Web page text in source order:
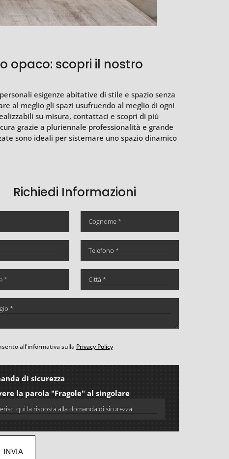
opaco: scopri il nostro
esigenze abitative di stile e spazio senza
al meglio gli spazi usufruendo al meglio di ogni
su misura, contattaci e scopri di più
grazie a pluriennale professionalità e grande
sono ideali per sistemare uno spazio dinamico
Richiedi Informazioni
all'informativa sulla Privacy Policy
di sicurezza
la parola "Fragole" al singolare
INVIA